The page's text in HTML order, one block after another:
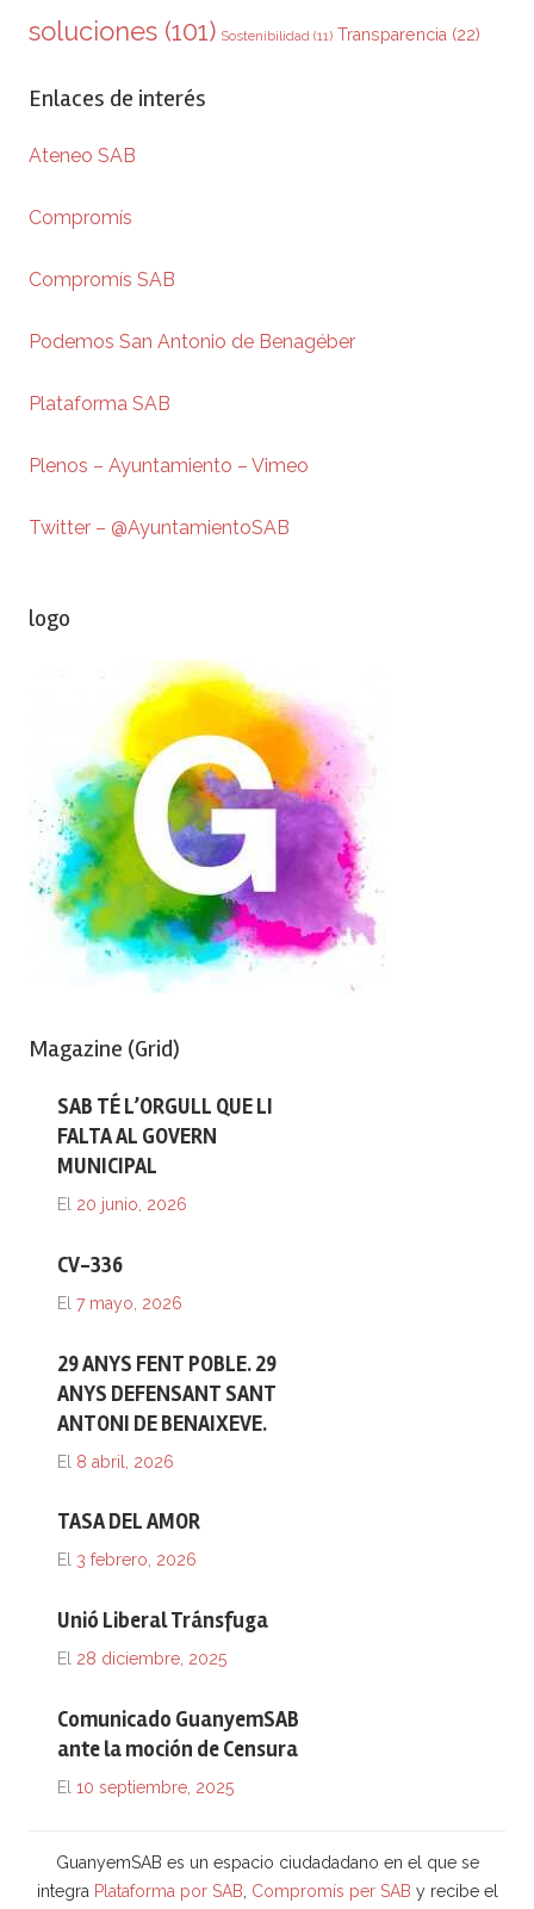
soluciones (101) Sostenibilidad (11) Transparencia (22)
Enlaces de interés
Ateneo SAB
Compromís
Compromís SAB
Podemos San Antonio de Benagéber
Plataforma SAB
Plenos – Ayuntamiento – Vimeo
Twitter – @AyuntamientoSAB
logo
Magazine (Grid)
SAB TÉ L’ORGULL QUE LI
FALTA AL GOVERN
MUNICIPAL
El 20 junio, 2026
CV-336
El 7 mayo, 2026
29 ANYS FENT POBLE. 29
ANYS DEFENSANT SANT
ANTONI DE BENAIXEVE.
El 8 abril, 2026
TASA DEL AMOR
El 3 febrero, 2026
Unió Liberal Tránsfuga
El 28 diciembre, 2025
Comunicado GuanyemSAB
ante la moción de Censura
El 10 septiembre, 2025
GuanyemSAB es un espacio ciudadadano en el que se
integra Plataforma por SAB Compromís per SAB y recibe el